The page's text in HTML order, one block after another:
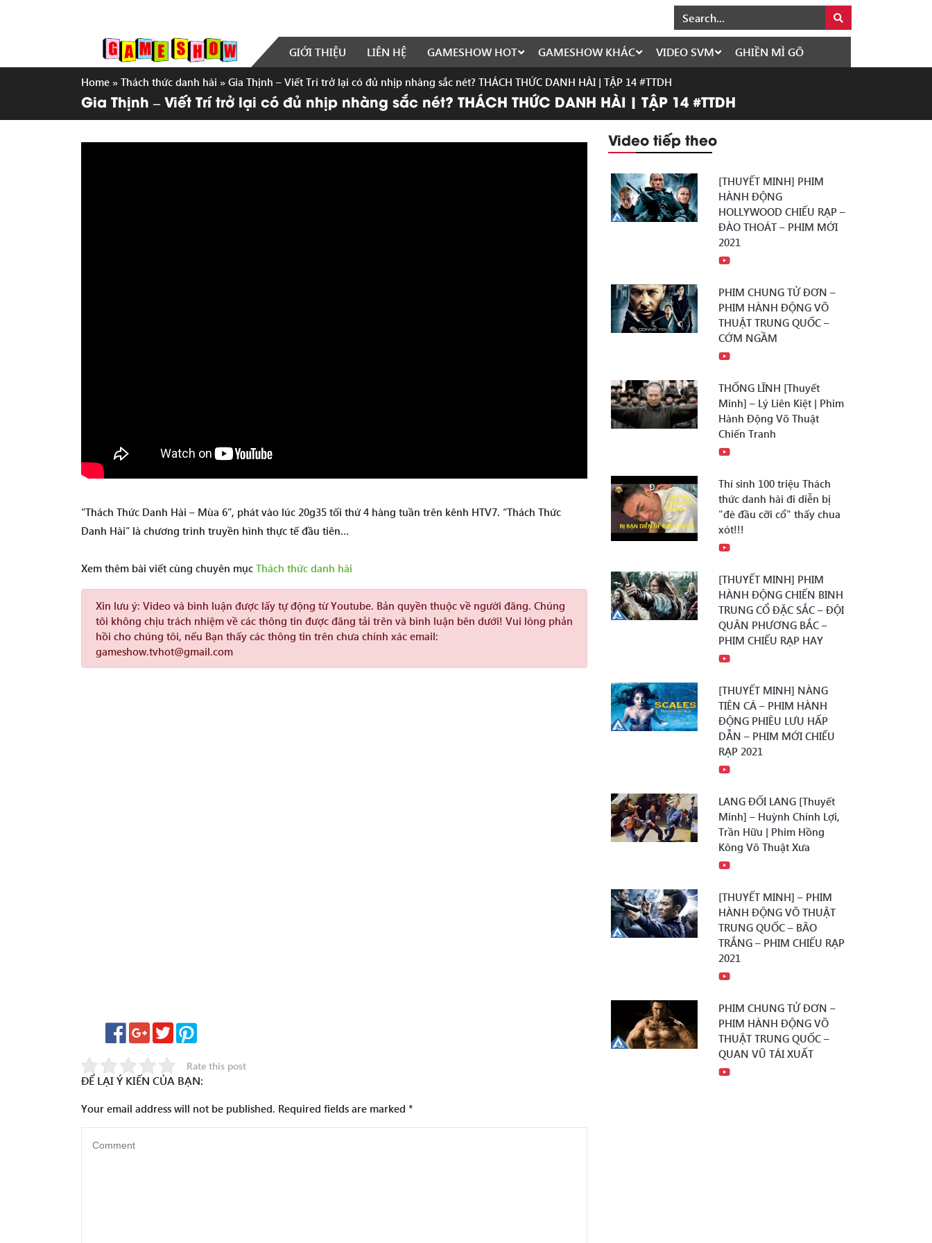
GIỚI THIỆU LIÊN HỆ GAMESHOW HOT GAMESHOW KHÁC VIDEO SVM GHIỀN MÌ GÕ
Home » Thách thức danh hài » Gia Thịnh – Viết Trí trở lại có đủ nhịp nhàng sắc nét? THÁCH THỨC DANH HÀI | TẬP 14 #TTDH
Gia Thịnh – Viết Trí trở lại có đủ nhịp nhàng sắc nét? THÁCH THỨC DANH HÀI | TẬP 14 #TTDH
“Thách Thức Danh Hài – Mùa 6”, phát vào lúc 20g35 tối thứ 4 hàng tuần trên kênh HTV7. “Thách Thức
Danh Hài” là chương trình truyền hình thực tế đầu tiên…
Xem thêm bài viết cùng chuyên mục Thách thức danh hài
Xin lưu ý: Video và bình luận được lấy tự động từ Youtube. Bản quyền thuộc về người đăng. Chúng
tôi không chịu trách nhiệm về các thông tin được đăng tải trên và bình luận bên dưới! Vui lòng phản
hồi cho chúng tôi, nếu Bạn thấy các thông tin trên chưa chính xác email:
gameshow.tvhot@gmail.com
Rate this post
ĐỂ LẠI Ý KIẾN CỦA BẠN:
Your email address will not be published. Required fields are marked *
Video tiếp theo
[THUYẾT MINH] PHIM
HÀNH ĐỘNG
HOLLYWOOD CHIẾU RẠP –
ĐÀO THOÁT – PHIM MỚI
2021
PHIM CHUNG TỬ ĐƠN –
PHIM HÀNH ĐỘNG VÕ
THUẬT TRUNG QUỐC –
CỚM NGẦM
THỐNG LĨNH [Thuyết
Minh] – Lý Liên Kiệt | Phim
Hành Động Võ Thuật
Chiến Tranh
Thí sinh 100 triệu Thách
thức danh hài đi diễn bị
"đè đầu cỡi cổ" thấy chua
xót!!!
[THUYẾT MINH] PHIM
HÀNH ĐỘNG CHIẾN BINH
TRUNG CỔ ĐẶC SẮC – ĐỘI
QUÂN PHƯƠNG BẮC –
PHIM CHIẾU RẠP HAY
[THUYẾT MINH] NÀNG
TIÊN CÁ – PHIM HÀNH
ĐỘNG PHIÊU LƯU HẤP
DẪN – PHIM MỚI CHIẾU
RẠP 2021
LANG ĐỐI LANG [Thuyết
Minh] – Huỳnh Chính Lợi,
Trần Hữu | Phim Hồng
Kông Võ Thuật Xưa
[THUYẾT MINH] – PHIM
HÀNH ĐỘNG VÕ THUẬT
TRUNG QUỐC – BÃO
TRẮNG – PHIM CHIẾU RẠP
2021
PHIM CHUNG TỬ ĐƠN –
PHIM HÀNH ĐỘNG VÕ
THUẬT TRUNG QUỐC –
QUAN VŨ TÁI XUẤT